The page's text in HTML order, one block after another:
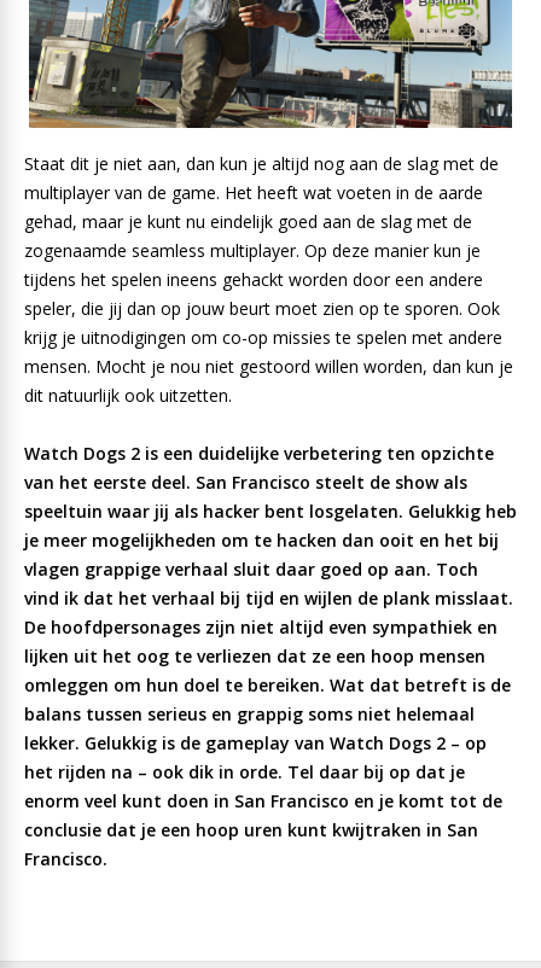
Staat dit je niet aan, dan kun je altijd nog aan de slag met de
multiplayer van de game. Het heeft wat voeten in de aarde
gehad, maar je kunt nu eindelijk goed aan de slag met de
zogenaamde seamless multiplayer. Op deze manier kun je
tijdens het spelen ineens gehackt worden door een andere
speler, die jij dan op jouw beurt moet zien op te sporen. Ook
krijg je uitnodigingen om co-op missies te spelen met andere
mensen. Mocht je nou niet gestoord willen worden, dan kun je
dit natuurlijk ook uitzetten.
Watch Dogs 2 is een duidelijke verbetering ten opzichte
van het eerste deel. San Francisco steelt de show als
speeltuin waar jij als hacker bent losgelaten. Gelukkig heb
je meer mogelijkheden om te hacken dan ooit en het bij
vlagen grappige verhaal sluit daar goed op aan. Toch
vind ik dat het verhaal bij tijd en wijlen de plank misslaat.
De hoofdpersonages zijn niet altijd even sympathiek en
lijken uit het oog te verliezen dat ze een hoop mensen
omleggen om hun doel te bereiken. Wat dat betreft is de
balans tussen serieus en grappig soms niet helemaal
lekker. Gelukkig is de gameplay van Watch Dogs 2 – op
het rijden na – ook dik in orde. Tel daar bij op dat je
enorm veel kunt doen in San Francisco en je komt tot de
conclusie dat je een hoop uren kunt kwijtraken in San
Francisco.